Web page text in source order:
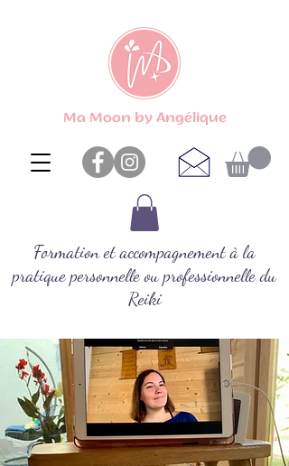
Ma Moon by Angélique
Formation et accompagnement à la
pratique personnelle ou professionnelle du
Reiki